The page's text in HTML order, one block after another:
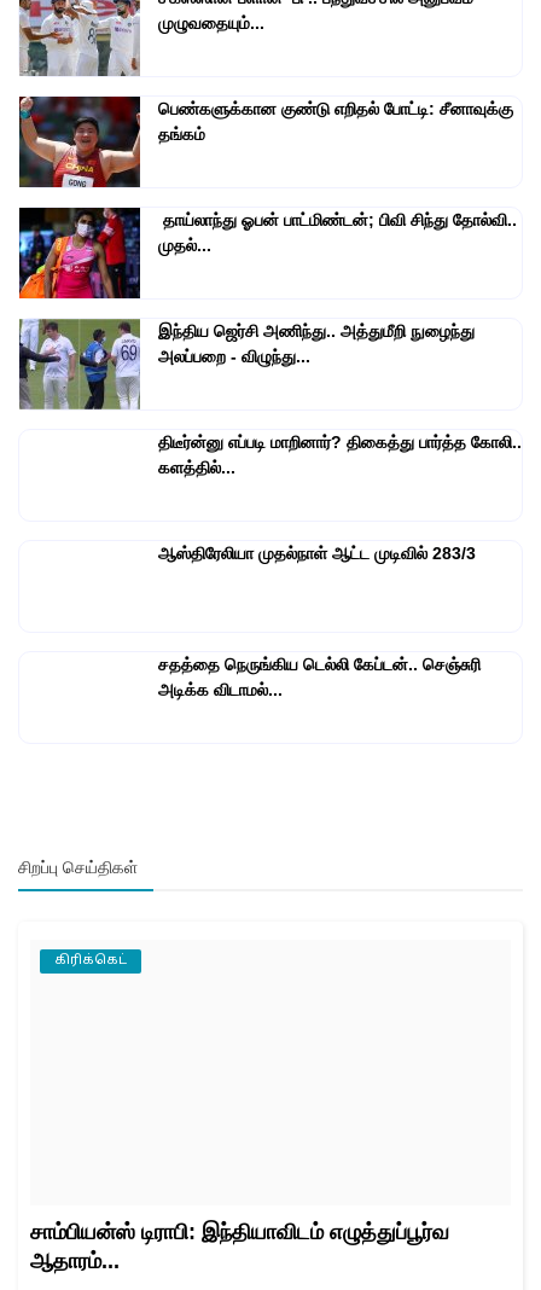
முழுவதையும்...
பெண்களுக்கான குண்டு எறிதல் போட்டி: சீனாவுக்கு
தங்கம்
தாய்லாந்து ஓபன் பாட்மிண்டன்; பிவி சிந்து தோல்வி..
முதல்...
இந்திய ஜெர்சி அணிந்து.. அத்துமீறி நுழைந்து
அலப்பறை - விழுந்து...
திடீர்ன்னு எப்படி மாறினார்? திகைத்து பார்த்த கோலி..
களத்தில்...
ஆஸ்திரேலியா முதல்நாள் ஆட்ட முடிவில் 283/3
சதத்தை நெருங்கிய டெல்லி கேப்டன்.. செஞ்சுரி
அடிக்க விடாமல்...
சிறப்பு செய்திகள்
கிரிக்கெட்
சாம்பியன்ஸ் டிராபி: இந்தியாவிடம் எழுத்துப்பூர்வ
ஆதாரம்...